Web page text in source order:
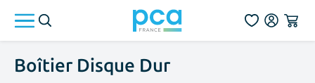
Boîtier Disque Dur